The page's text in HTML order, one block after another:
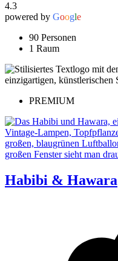
4.3
powered by Google
90 Personen
1 Raum
PREMIUM
Habibi & Hawara